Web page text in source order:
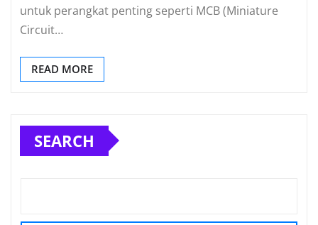
untuk perangkat penting seperti MCB (Miniature
Circuit…
READ MORE
SEARCH